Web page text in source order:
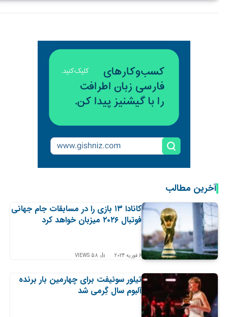
آخرین مطالب
کانادا ۱۳ بازی را در مسابقات جام جهانی
فوتبال ۲۰۲۶ میزبان خواهد کرد
6 فوریه 2024 58
VIEWS
تیلور سوئیفت برای چهارمین بار برنده
آلبوم سال گِرمی شد